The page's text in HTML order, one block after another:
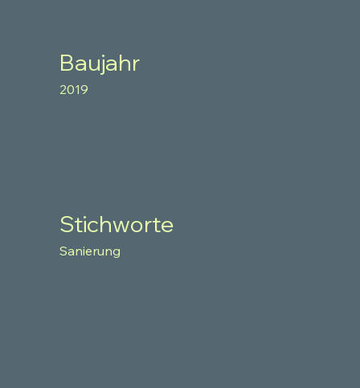
Baujahr
2019
Stichworte
Sanierung